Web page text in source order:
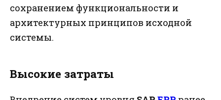
сохранением функциональности и
архитектурных принципов исходной
системы.
Высокие затраты